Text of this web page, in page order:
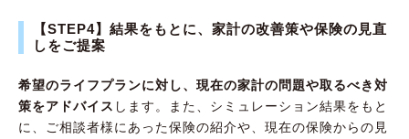
【STEP4】結果をもとに、家計の改善策や保険の見直
しをご提案
希望のライフプランに対し、現在の家計の問題や取るべき対
策をアドバイス します。また、シミュレーション結果をもと
に、ご相談者様にあった保険の紹介や、現在の保険からの見